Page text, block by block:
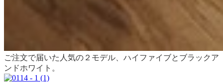
ご注文で届いた人気の２モデル、ハイファイブとブラックア
ンドホワイト。